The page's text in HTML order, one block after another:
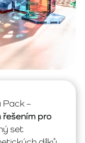
Pack –
pro
set